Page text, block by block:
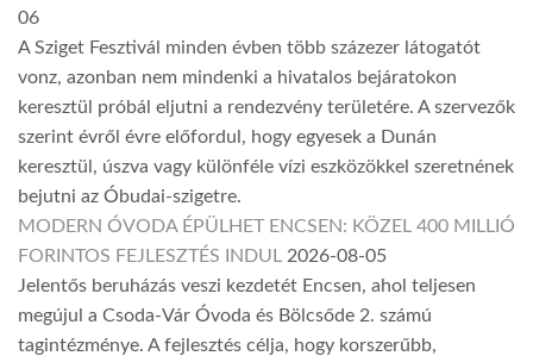
06
A Sziget Fesztivál minden évben több százezer látogatót
vonz, azonban nem mindenki a hivatalos bejáratokon
keresztül próbál eljutni a rendezvény területére. A szervezők
szerint évről évre előfordul, hogy egyesek a Dunán
keresztül, úszva vagy különféle vízi eszközökkel szeretnének
bejutni az Óbudai-szigetre.
MODERN ÓVODA ÉPÜLHET ENCSEN: KÖZEL 400 MILLIÓ
FORINTOS FEJLESZTÉS INDUL 2026-08-05
Jelentős beruházás veszi kezdetét Encsen, ahol teljesen
megújul a Csoda-Vár Óvoda és Bölcsőde 2. számú
tagintézménye. A fejlesztés célja, hogy korszerűbb,